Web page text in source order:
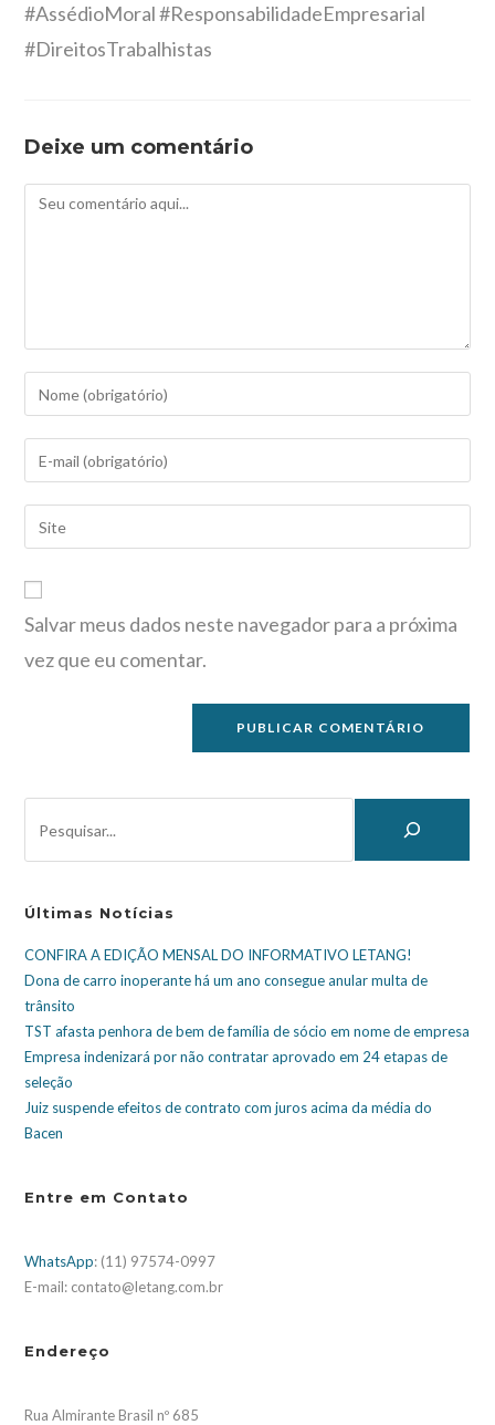
#AssédioMoral #ResponsabilidadeEmpresarial
#DireitosTrabalhistas
Deixe um comentário
Salvar meus dados neste navegador para a próxima
vez que eu comentar.
Últimas Notícias
CONFIRA A EDIÇÃO MENSAL DO INFORMATIVO LETANG!
Dona de carro inoperante há um ano consegue anular multa de
trânsito
TST afasta penhora de bem de família de sócio em nome de empresa
Empresa indenizará por não contratar aprovado em 24 etapas de
seleção
Juiz suspende efeitos de contrato com juros acima da média do
Bacen
Entre em Contato
WhatsApp: (11) 97574-0997
E-mail: contato@letang.com.br
Endereço
Rua Almirante Brasil nº 685